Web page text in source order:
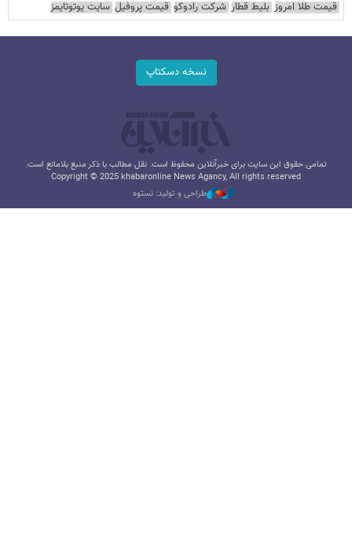
قیمت طلا امروز بلیط قطار شرکت رادوکو قیمت پروفیل سایت یوتوتایمز
نسخه دسکتاپ
تمامی حقوق این سایت برای خبرآنلاین محفوظ است. نقل مطالب با ذکر منبع بلامانع است.
Copyright © 2025 khabaronline News Agancy, All rights reserved
طراحی و تولید: نستوه